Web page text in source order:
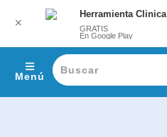
Menú
✕
Herramienta Clinica
GRATIS
En Google Play